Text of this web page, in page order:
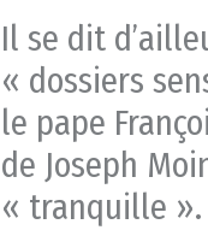
Il se dit
« dossiers
le pape
de Joseph
« tranquille ».